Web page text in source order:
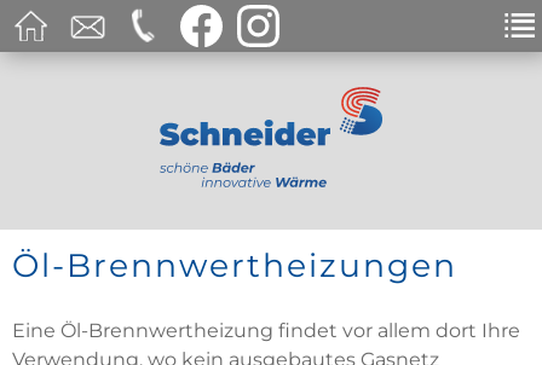
Öl-Brennwertheizungen
Eine Öl-Brennwertheizung findet vor allem dort Ihre
Verwendung, wo kein ausgebautes Gasnetz